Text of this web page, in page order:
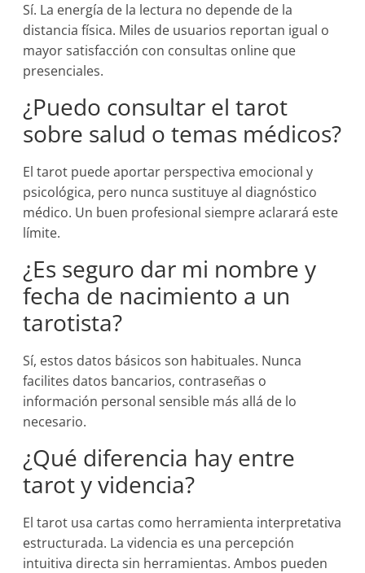
Sí. La energía de la lectura no depende de la
distancia física. Miles de usuarios reportan igual o
mayor satisfacción con consultas online que
presenciales.
¿Puedo consultar el tarot
sobre salud o temas médicos?
El tarot puede aportar perspectiva emocional y
psicológica, pero nunca sustituye al diagnóstico
médico. Un buen profesional siempre aclarará este
límite.
¿Es seguro dar mi nombre y
fecha de nacimiento a un
tarotista?
Sí, estos datos básicos son habituales. Nunca
facilites datos bancarios, contraseñas o
información personal sensible más allá de lo
necesario.
¿Qué diferencia hay entre
tarot y videncia?
El tarot usa cartas como herramienta interpretativa
estructurada. La videncia es una percepción
intuitiva directa sin herramientas. Ambos pueden